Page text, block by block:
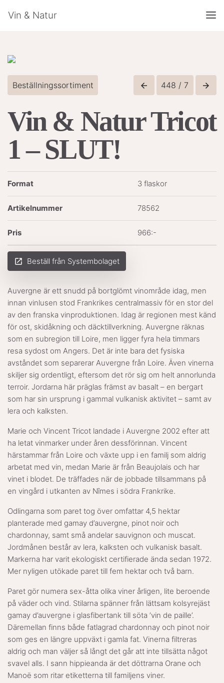
Vin & Natur
Beställningssortiment arrow_back 448 / 7 arrow_forward
Vin & Natur Tricot
1 – SLUT!
Format 3 flaskor
Artikelnummer 78562
Pris 966:-
launch Beställ från Systembolaget
Auvergne är ett snudd på bortglömt vinområde idag, men
innan vinlusen stod Frankrikes centralmassiv för en stor del
av den franska vinproduktionen. Idag är regionen mest känd
för ost, skidåkning och däcktillverkning. Auvergne räknas
som en subregion till Loire, men ligger fyra hela timmars
resa sydost om Angers. Det är inte bara det fysiska
avståndet som separerar Auvergne från Loire. Även vinerna
skiljer sig ordentligt, eftersom det rör sig om helt annorlunda
terroir. Jordarna här präglas främst av basalt – en bergart
som har sin ursprung i gammal vulkanisk aktivitet – samt av
lera och kalksten.
Marie och Vincent Tricot landade i Auvergne 2002 efter att
ha letat vinmarker under åren dessförinnan. Vincent
härstammar från Loire och växte upp i en familj som aldrig
arbetat med vin, medan Marie är från Beaujolais och har
vinet i blodet. De träffades när de jobbade tillsammans på
en vingård i utkanten av Nîmes i södra Frankrike.
Odlingarna som paret tog över omfattar 4,5 hektar
planterade med gamay d’auvergne, pinot noir och
chardonnay, samt små andelar sauvignon och muscat.
Jordmånen består av lera, kalksten och vulkanisk basalt.
Markerna har varit ekologiskt certifierade ända sedan 1972.
Mer nyligen utökade paret till fem hektar och två barn.
Paret gör numera sex-åtta olika viner årligen, lite beroende
på väder och vind. Stilarna spänner från lättsam kolsyrejäst
gamay d’auvergne i glasfibertank till söta ’vin de paille’.
Däremellan finns både fatlagrad chardonnay och pinot noir
som ges en längre uppväxt i gamla fat. Vinerna filtreras
aldrig och man väljer så långt det går att inte tillsätta något
svavel alls. I sann hippieanda är det döttrarna Orane och
Manoë som ritar etiketterna till familjens viner.